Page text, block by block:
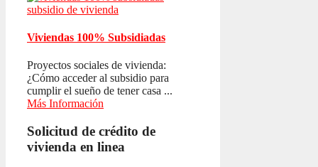
Viviendas 100% Subsidiadas
Proyectos sociales de vivienda:
¿Cómo acceder al subsidio para
cumplir el sueño de tener casa ...
Más Información
Solicitud de crédito de
vivienda en linea